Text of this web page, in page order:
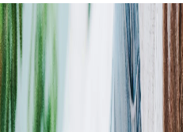
Acontece na UVA
Campi/Unidades
Atendimento (21) 2574 8888